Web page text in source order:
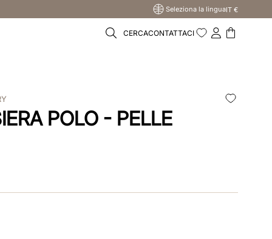
Seleziona la linguaIT €
CERCACONTATTACI
POLO - PELLE